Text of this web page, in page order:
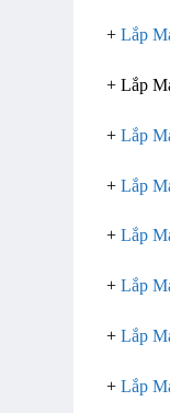
+ Lắp
+ Lắp
+ Lắp
+ Lắp
+ Lắp
+ Lắp
+ Lắp
+ Lắp